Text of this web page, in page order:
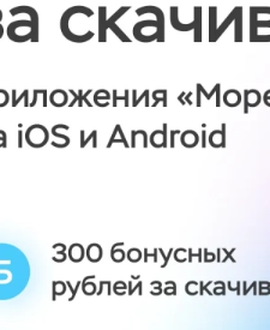
году советским
Первый
принятый на
спортивный аналог